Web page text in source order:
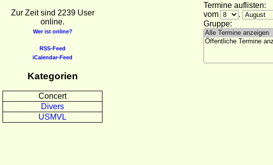
Zur Zeit sind 2239 User
online.
Wer ist online?
RSS-Feed
iCalendar-Feed
Kategorien
Concert
Divers
USMVL
Termine auflisten:
vom
.
Gruppe: